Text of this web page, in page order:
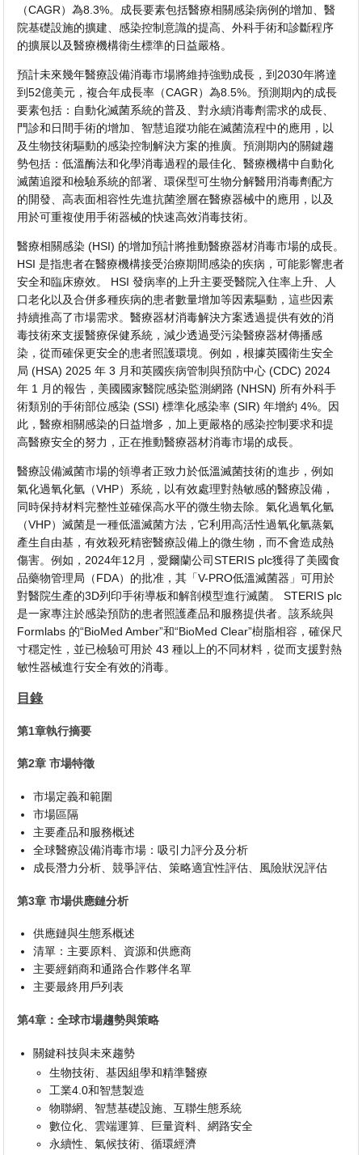
（CAGR）為8.3%。成長要素包括醫療相關感染病例的增加、醫
院基礎設施的擴建、感染控制意識的提高、外科手術和診斷程序
的擴展以及醫療機構衛生標準的日益嚴格。
預計未來幾年醫療設備消毒市場將維持強勁成長，到2030年將達
到52億美元，複合年成長率（CAGR）為8.5%。預測期內的成長
要素包括：自動化滅菌系統的普及、對永續消毒劑需求的成長、
門診和日間手術的增加、智慧追蹤功能在滅菌流程中的應用，以
及生物技術驅動的感染控制解決方案的推廣。預測期內的關鍵趨
勢包括：低溫酶法和化學消毒過程的最佳化、醫療機構中自動化
滅菌追蹤和檢驗系統的部署、環保型可生物分解醫用消毒劑配方
的開發、高表面相容性先進抗菌塗層在醫療器械中的應用，以及
用於可重複使用手術器械的快速高效消毒技術。
醫療相關感染 (HSI) 的增加預計將推動醫療器材消毒市場的成長。
HSI 是指患者在醫療機構接受治療期間感染的疾病，可能影響患者
安全和臨床療效。 HSI 發病率的上升主要受醫院入住率上升、人
口老化以及合併多種疾病的患者數量增加等因素驅動，這些因素
持續推高了市場需求。醫療器材消毒解決方案透過提供有效的消
毒技術來支援醫療保健系統，減少透過受污染醫療器材傳播感
染，從而確保更安全的患者照護環境。例如，根據英國衛生安全
局 (HSA) 2025 年 3 月和英國疾病管制與預防中心 (CDC) 2024
年 1 月的報告，美國國家醫院感染監測網路 (NHSN) 所有外科手
術類別的手術部位感染 (SSI) 標準化感染率 (SIR) 年增約 4%。因
此，醫療相關感染的日益增多，加上更嚴格的感染控制要求和提
高醫療安全的努力，正在推動醫療器材消毒市場的成長。
醫療設備滅菌市場的領導者正致力於低溫滅菌技術的進步，例如
氣化過氧化氫（VHP）系統，以有效處理對熱敏感的醫療設備，
同時保持材料完整性並確保高水平的微生物去除。氣化過氧化氫
（VHP）滅菌是一種低溫滅菌方法，它利用高活性過氧化氫蒸氣
產生自由基，有效殺死精密醫療設備上的微生物，而不會造成熱
傷害。例如，2024年12月，愛爾蘭公司STERIS plc獲得了美國食
品藥物管理局（FDA）的批准，其「V-PRO低溫滅菌器」可用於
對醫院生產的3D列印手術導板和解剖模型進行滅菌。 STERIS plc
是一家專注於感染預防的患者照護產品和服務提供者。該系統與
Formlabs 的“BioMed Amber”和“BioMed Clear”樹脂相容，確保尺
寸穩定性，並已檢驗可用於 43 種以上的不同材料，從而支援對熱
敏性器械進行安全有效的消毒。
目錄
第1章執行摘要
第2章 市場特徵
市場定義和範圍
市場區隔
主要產品和服務概述
全球醫療設備消毒市場：吸引力評分及分析
成長潛力分析、競爭評估、策略適宜性評估、風險狀況評估
第3章 市場供應鏈分析
供應鏈與生態系概述
清單：主要原料、資源和供應商
主要經銷商和通路合作夥伴名單
主要最終用戶列表
第4章：全球市場趨勢與策略
關鍵科技與未來趨勢
生物技術、基因組學和精準醫療
工業4.0和智慧製造
物聯網、智慧基礎設施、互聯生態系統
數位化、雲端運算、巨量資料、網路安全
永續性、氣候技術、循環經濟